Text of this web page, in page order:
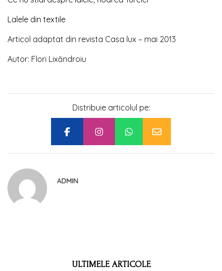
Lalele din textile
Articol adaptat din revista Casa lux – mai 2013
Autor: Flori Lixăndroiu
Distribuie articolul pe:
ADMIN
ULTIMELE ARTICOLE